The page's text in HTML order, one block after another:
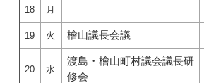
18 月
19 火 檜山議長会議
20 水
渡島・檜山町村議会議長研
修会